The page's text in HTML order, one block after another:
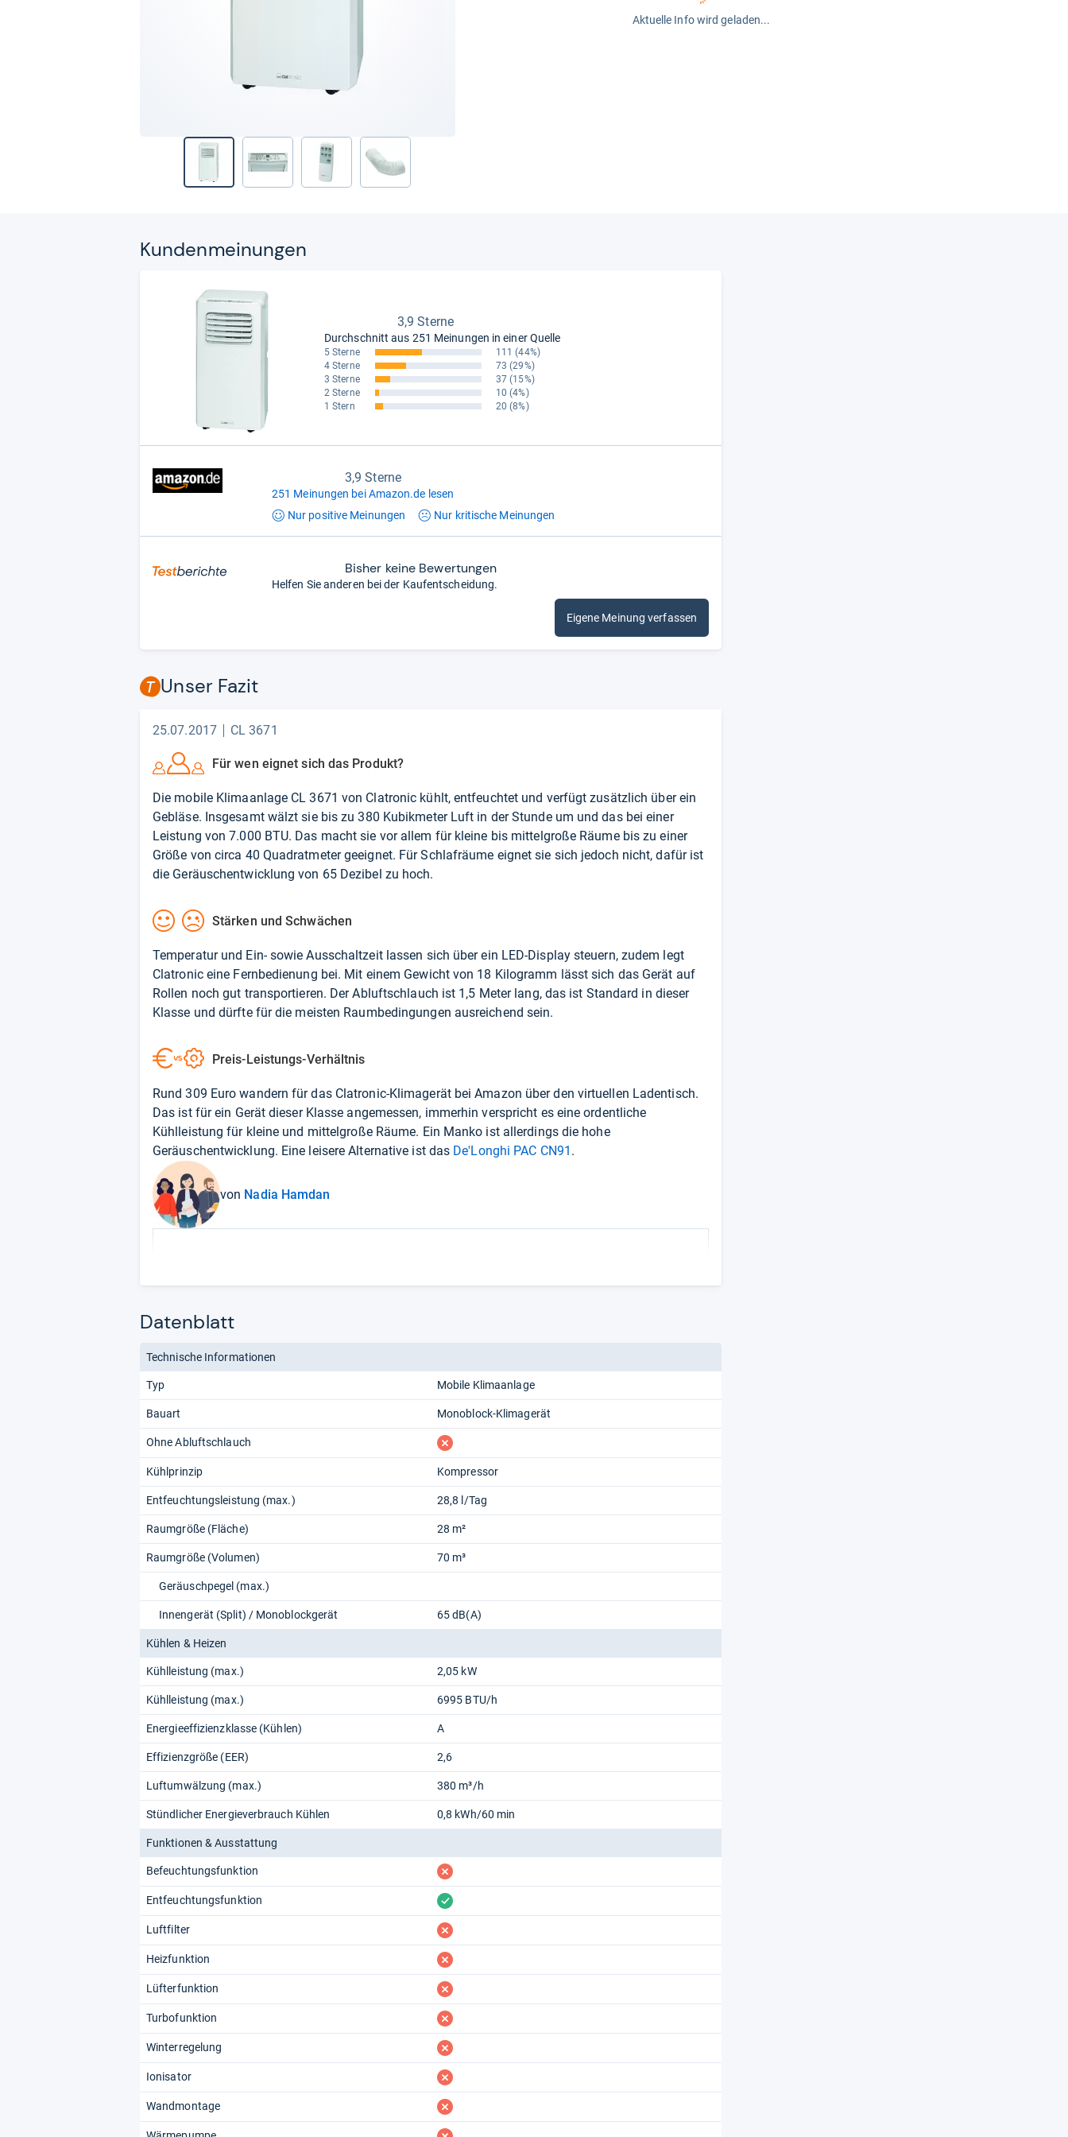
Aktuelle Info wird geladen...
Kun­den­mei­nun­gen
3,9 Sterne
Durchschnitt aus 251 Meinungen in einer Quelle
5 Sterne 111 (44%)
4 Sterne
73 (29%)
3 Sterne
37 (15%)
2 Sterne
10 (4%)
1 Stern
20 (8%)
3,9 Sterne
251 Meinungen bei Amazon.de lesen
Nur positive Meinungen Nur kritische Meinungen
Bisher keine Bewertungen
Helfen Sie anderen bei der Kaufentscheidung.
Eigene Meinung verfassen
Unser Fazit
25.07.2017 CL 3671
Für wen eignet sich das Produkt?
Die mobile Klimaanlage CL 3671 von Clatronic kühlt, entfeuchtet und verfügt zusätzlich über ein
Gebläse. Insgesamt wälzt sie bis zu 380 Kubikmeter Luft in der Stunde um und das bei einer
Leistung von 7.000 BTU. Das macht sie vor allem für kleine bis mittelgroße Räume bis zu einer
Größe von circa 40 Quadratmeter geeignet. Für Schlafräume eignet sie sich jedoch nicht, dafür ist
die Geräuschentwicklung von 65 Dezibel zu hoch.
Stärken und Schwächen
Temperatur und Ein- sowie Ausschaltzeit lassen sich über ein LED-Display steuern, zudem legt
Clatronic eine Fernbedienung bei. Mit einem Gewicht von 18 Kilogramm lässt sich das Gerät auf
Rollen noch gut transportieren. Der Abluftschlauch ist 1,5 Meter lang, das ist Standard in dieser
Klasse und dürfte für die meisten Raumbedingungen ausreichend sein.
Preis-Leistungs-Verhältnis
Rund 309 Euro wandern für das Clatronic-Klimagerät beiAmazon über den virtuellen Ladentisch.
Das ist für ein Gerät dieser Klasse angemessen, immerhin verspricht es eine ordentliche
Kühlleistung für kleine und mittelgroße Räume. Ein Manko ist allerdings die hohe
Geräuschentwicklung. Eine leisere Alternative ist das De'Longhi PAC CN91 .
von Nadia Hamdan
Datenblatt
Technische Informationen
Typ Mobile Klimaanlage
Bauart Monoblock-Klimagerät
Ohne Abluftschlauch fehlt
Kühlprinzip Kompressor
Entfeuchtungsleistung (max.) 28,8 l/Tag
Raumgröße (Fläche) 28 m²
Raumgröße (Volumen) 70 m³
Geräuschpegel (max.)
Innengerät (Split) / Monoblockgerät 65 dB(A)
Kühlen & Heizen
Kühlleistung (max.) 2,05 kW
Kühlleistung (max.) 6995 BTU/h
Energieeffizienzklasse (Kühlen) A
Effizienzgröße (EER) 2,6
Luftumwälzung (max.) 380 m³/h
Stündlicher Energieverbrauch Kühlen 0,8 kWh/60 min
Funktionen & Ausstattung
Befeuchtungsfunktion fehlt
Entfeuchtungsfunktion vorhanden
Luftfilter fehlt
Heizfunktion fehlt
Lüfterfunktion fehlt
Turbofunktion fehlt
Winterregelung fehlt
Ionisator fehlt
Wandmontage fehlt